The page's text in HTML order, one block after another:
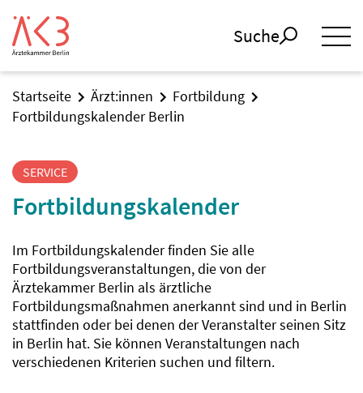
Suche
Startseite Ärzt:innen
Fortbildung
Fortbildungskalender Berlin
SERVICE
Fortbildungskalender
Im Fortbildungskalender finden Sie alle
Fortbildungsveranstaltungen, die von der
Ärztekammer Berlin als ärztliche
Fortbildungsmaßnahmen anerkannt sind und in Berlin
stattfinden oder bei denen der Veranstalter seinen Sitz
in Berlin hat. Sie können Veranstaltungen nach
verschiedenen Kriterien suchen und filtern.